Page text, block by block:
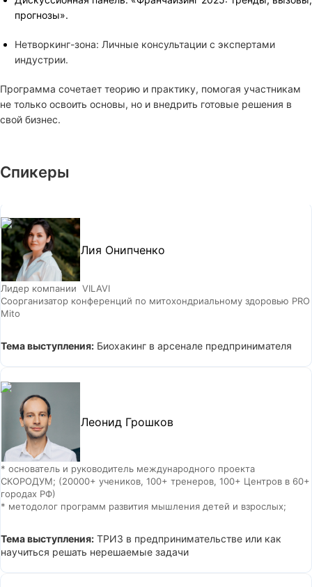
прогнозы».
Нетворкинг-зона: Личные консультации с экспертами
индустрии.
Программа сочетает теорию и практику, помогая участникам
не только освоить основы, но и внедрить готовые решения в
свой бизнес.
Спикеры
Лия Онипченко
Лидер компании VILAVI
Соорганизатор конференций по митохондриальному здоровью PRO
Mito
Тема выступления: Биохакинг в арсенале предпринимателя
Леонид Грошков
* основатель и руководитель международного проекта
СКОРОДУМ; (20000+ учеников, 100+ тренеров, 100+ Центров в 60+
городах РФ)
* методолог программ развития мышления детей и взрослых;
Тема выступления: ТРИЗ в предпринимательстве или как
научиться решать нерешаемые задачи